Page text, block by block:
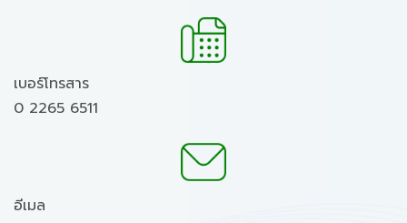
เบอร์โทรสาร
0 2265 6511
อีเมล